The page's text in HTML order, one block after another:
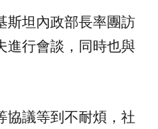
斯坦內政部長率團訪
進行會談，同時也與
協議等到不耐煩，社